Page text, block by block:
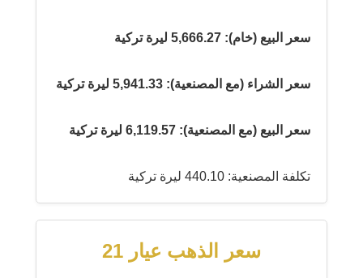
سعر البيع (خام): 5,666.27 ليرة تركية
سعر الشراء (مع المصنعية): 5,941.33 ليرة تركية
سعر البيع (مع المصنعية): 6,119.57 ليرة تركية
تكلفة المصنعية: 440.10 ليرة تركية
سعر الذهب عيار 21